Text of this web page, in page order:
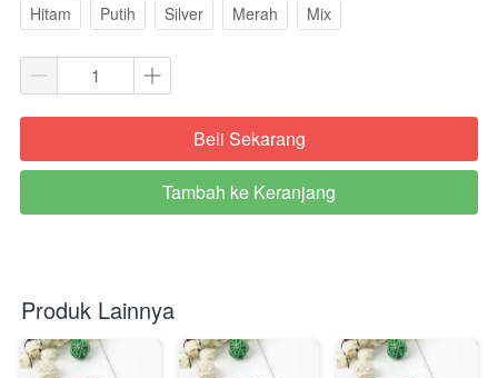
Hitam
Putih Silver Merah Mix
`Beli Sekarang
`
Tambah ke Keranjang
Produk Lainnya